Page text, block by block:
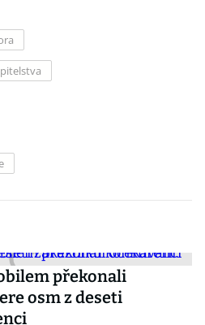
překonali
osm z deseti